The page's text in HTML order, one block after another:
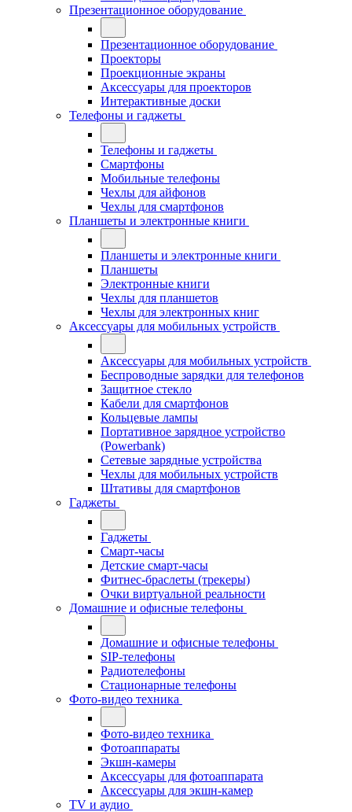
Презентационное оборудование
Презентационное оборудование
Проекторы
Проекционные экраны
Аксессуары для проекторов
Интерактивные доски
Телефоны и гаджеты
Телефоны и гаджеты
Смартфоны
Мобильные телефоны
Чехлы для айфонов
Чехлы для смартфонов
Планшеты и электронные книги
Планшеты и электронные книги
Планшеты
Электронные книги
Чехлы для планшетов
Чехлы для электронных книг
Аксессуары для мобильных устройств
Аксессуары для мобильных устройств
Беспроводные зарядки для телефонов
Защитное стекло
Кабели для смартфонов
Кольцевые лампы
Портативное зарядное устройство
(Powerbank)
Сетевые зарядные устройства
Чехлы для мобильных устройств
Штативы для смартфонов
Гаджеты
Гаджеты
Смарт-часы
Детские смарт-часы
Фитнес-браслеты (трекеры)
Очки виртуальной реальности
Домашние и офисные телефоны
Домашние и офисные телефоны
SIP-телефоны
Радиотелефоны
Стационарные телефоны
Фото-видео техника
Фото-видео техника
Фотоаппараты
Экшн-камеры
Аксессуары для фотоаппарата
Аксессуары для экшн-камер
TV и аудио